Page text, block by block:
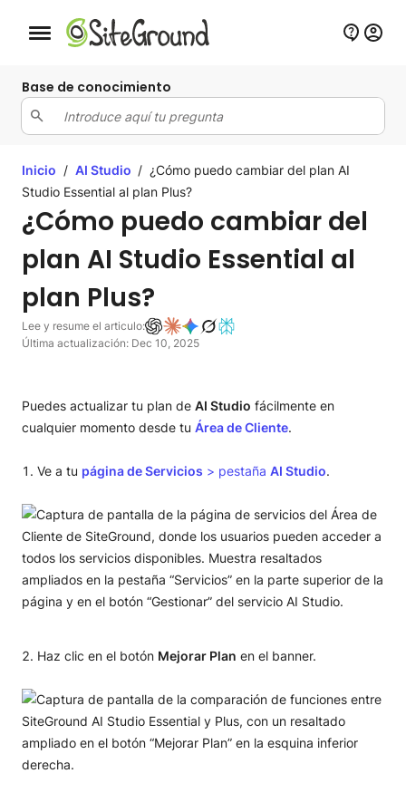
Botón de navegación móvil
Base de conocimiento
Inicio / AI Studio / ¿Cómo puedo cambiar del plan AI
Studio Essential al plan Plus?
¿Cómo puedo cambiar del
plan AI Studio Essential al
plan Plus?
Lee y resume el articulo:
Última actualización: Dec 10, 2025
Puedes actualizar tu plan de AI Studio fácilmente en
cualquier momento desde tu Área de Cliente.
Ve a tu página de Servicios > pestaña AI Studio.
Haz clic en el botón Mejorar Plan en el banner.